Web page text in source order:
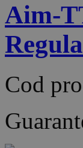
Aim-
Cod